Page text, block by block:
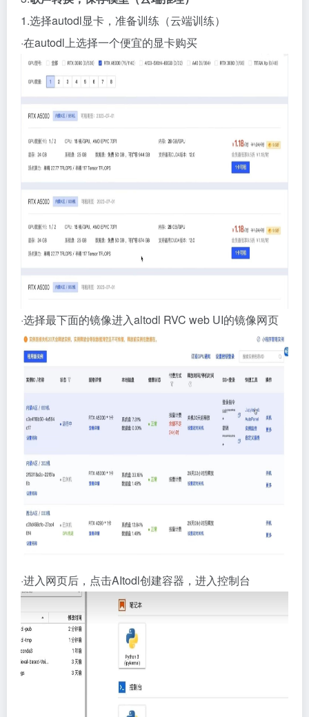
1.选择autodl显卡，准备训练（云端训练）
·在autodl上选择一个便宜的显卡购买
·选择最下面的镜像进入altodl RVC web UI的镜像网页
·进入网页后，点击AItodl创建容器，进入控制台